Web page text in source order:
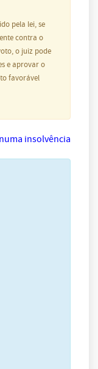
pela lei, se
contra o
o juiz pode
e aprovar o
favorável
insolvência